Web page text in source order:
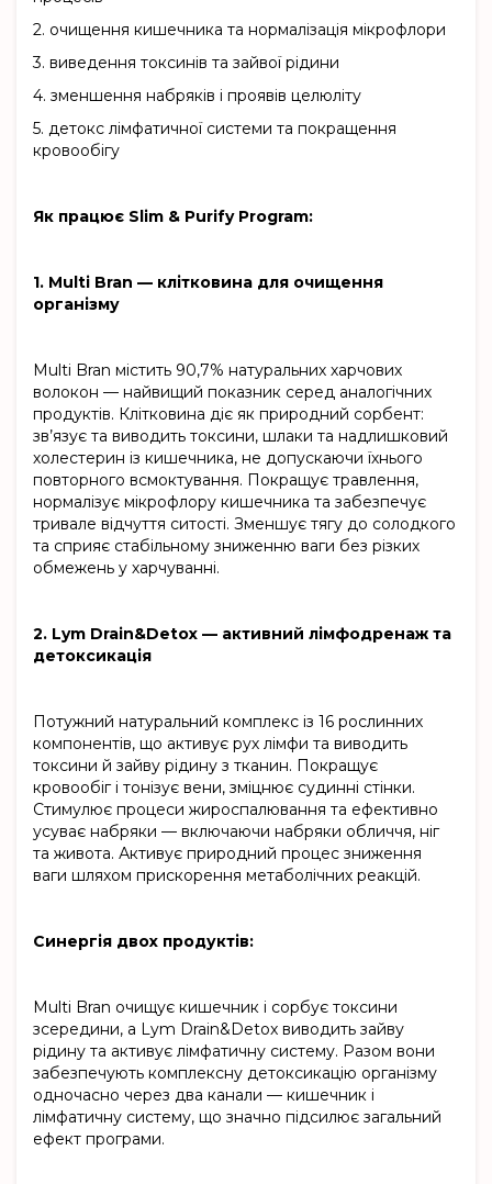
2. очищення кишечника та нормалізація мікрофлори
3. виведення токсинів та зайвої рідини
4. зменшення набряків і проявів целюліту
5. детокс лімфатичної системи та покращення
кровообігу
Як працює Slim & Purify Program:
1. Multi Bran — клітковина для очищення
організму
Multi Bran містить 90,7% натуральних харчових
волокон — найвищий показник серед аналогічних
продуктів. Клітковина діє як природний сорбент:
зв’язує та виводить токсини, шлаки та надлишковий
холестерин із кишечника, не допускаючи їхнього
повторного всмоктування. Покращує травлення,
нормалізує мікрофлору кишечника та забезпечує
тривале відчуття ситості. Зменшує тягу до солодкого
та сприяє стабільному зниженню ваги без різких
обмежень у харчуванні.
2. Lym Drain&Detox — активний лімфодренаж та
детоксикація
Потужний натуральний комплекс із 16 рослинних
компонентів, що активує рух лімфи та виводить
токсини й зайву рідину з тканин. Покращує
кровообіг і тонізує вени, зміцнює судинні стінки.
Стимулює процеси жироспалювання та ефективно
усуває набряки — включаючи набряки обличчя, ніг
та живота. Активує природний процес зниження
ваги шляхом прискорення метаболічних реакцій.
Синергія двох продуктів:
Multi Bran очищує кишечник і сорбує токсини
зсередини, а Lym Drain&Detox виводить зайву
рідину та активує лімфатичну систему. Разом вони
забезпечують комплексну детоксикацію організму
одночасно через два канали — кишечник і
лімфатичну систему, що значно підсилює загальний
ефект програми.